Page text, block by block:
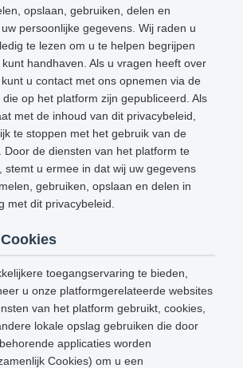
opslaan, gebruiken, delen en
persoonlijke gegevens. Wij raden u
te lezen om u te helpen begrijpen
handhaven. Als u vragen heeft over
u contact met ons opnemen via de
op het platform zijn gepubliceerd. Als
met de inhoud van dit privacybeleid,
te stoppen met het gebruik van de
Door de diensten van het platform te
stemt u ermee in dat wij uw gegevens
gebruiken, opslaan en delen in
met dit privacybeleid.
toegangservaring te bieden,
u onze platformgerelateerde websites
van het platform gebruikt, cookies,
lokale opslag gebruiken die door
applicaties worden
Cookies) om u een